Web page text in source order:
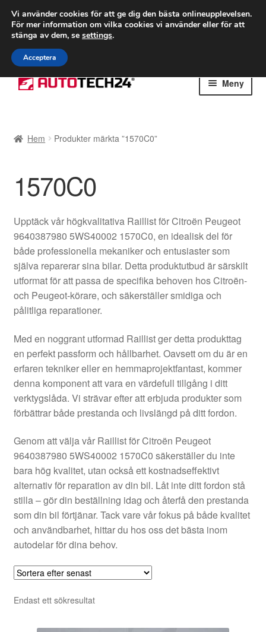
FRAKT från 75 kr
Världsomspännande frakt
Ring 766 924 713
Hoppa
till
Hoppa
till
Meny
Betalningar
Integritetspolicy
Kolla upp
Kontakt
Mitt konto
Om oss
Reklamationsprocedur
Transport
Världsomspännande frakt
Villkor
Hem Produkter märkta ”1570C0”
1570C0
Upptäck vår högkvalitativa Raillist för Citroën Peugeot
9640387980 5WS40002 1570C0, en idealisk del för
både professionella mekaniker och entusiaster som
själva reparerar sina bilar. Detta produktutbud är särskilt
utformat för att passa de specifika behoven hos Citroën-
och Peugeot-körare, och säkerställer smidiga och
pålitliga reparationer.
Med en noggrant utformad Raillist ger detta produkttag
en perfekt passform och hållbarhet. Oavsett om du är en
erfaren tekniker eller en hemmaprojektfantast, kommer
denna komponent att vara en värdefull tillgång i ditt
verktygslåda. Vi strävar efter att erbjuda produkter som
förbättrar både prestanda och livslängd på ditt fordon.
Genom att välja vår Raillist för Citroën Peugeot
9640387980 5WS40002 1570C0 säkerställer du inte
bara hög kvalitet, utan också ett kostnadseffektivt
alternativ för reparation av din bil. Låt inte ditt fordon stå
stilla – gör din beställning idag och återfå den prestanda
som din bil förtjänar. Tack vare vår fokus på både kvalitet
och användbarhet, hittar du hos oss det bästa inom
autodelar för dina behov.
Endast ett sökresultat
Vi använder cookies för att ge dig den bästa onlineupplevelsen.
För mer information om vilka cookies vi använder eller för att
stänga av dem, se settings.
Acceptera